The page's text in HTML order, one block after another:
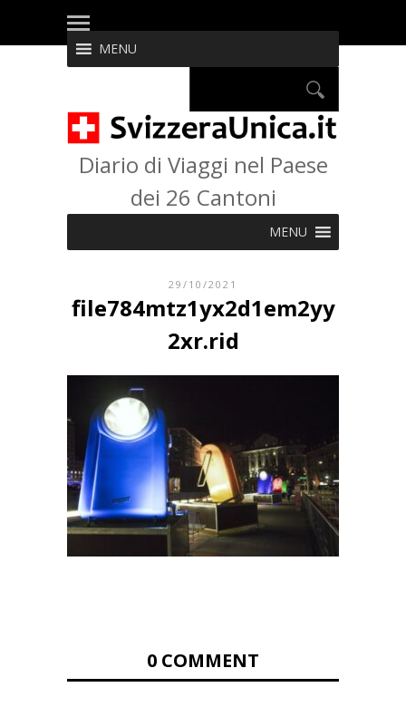
MENU
Diario di Viaggi nel Paese
dei 26 Cantoni
MENU
29/10/2021
file784mtz1yx2d1em2yy
2xr.rid
0 COMMENT